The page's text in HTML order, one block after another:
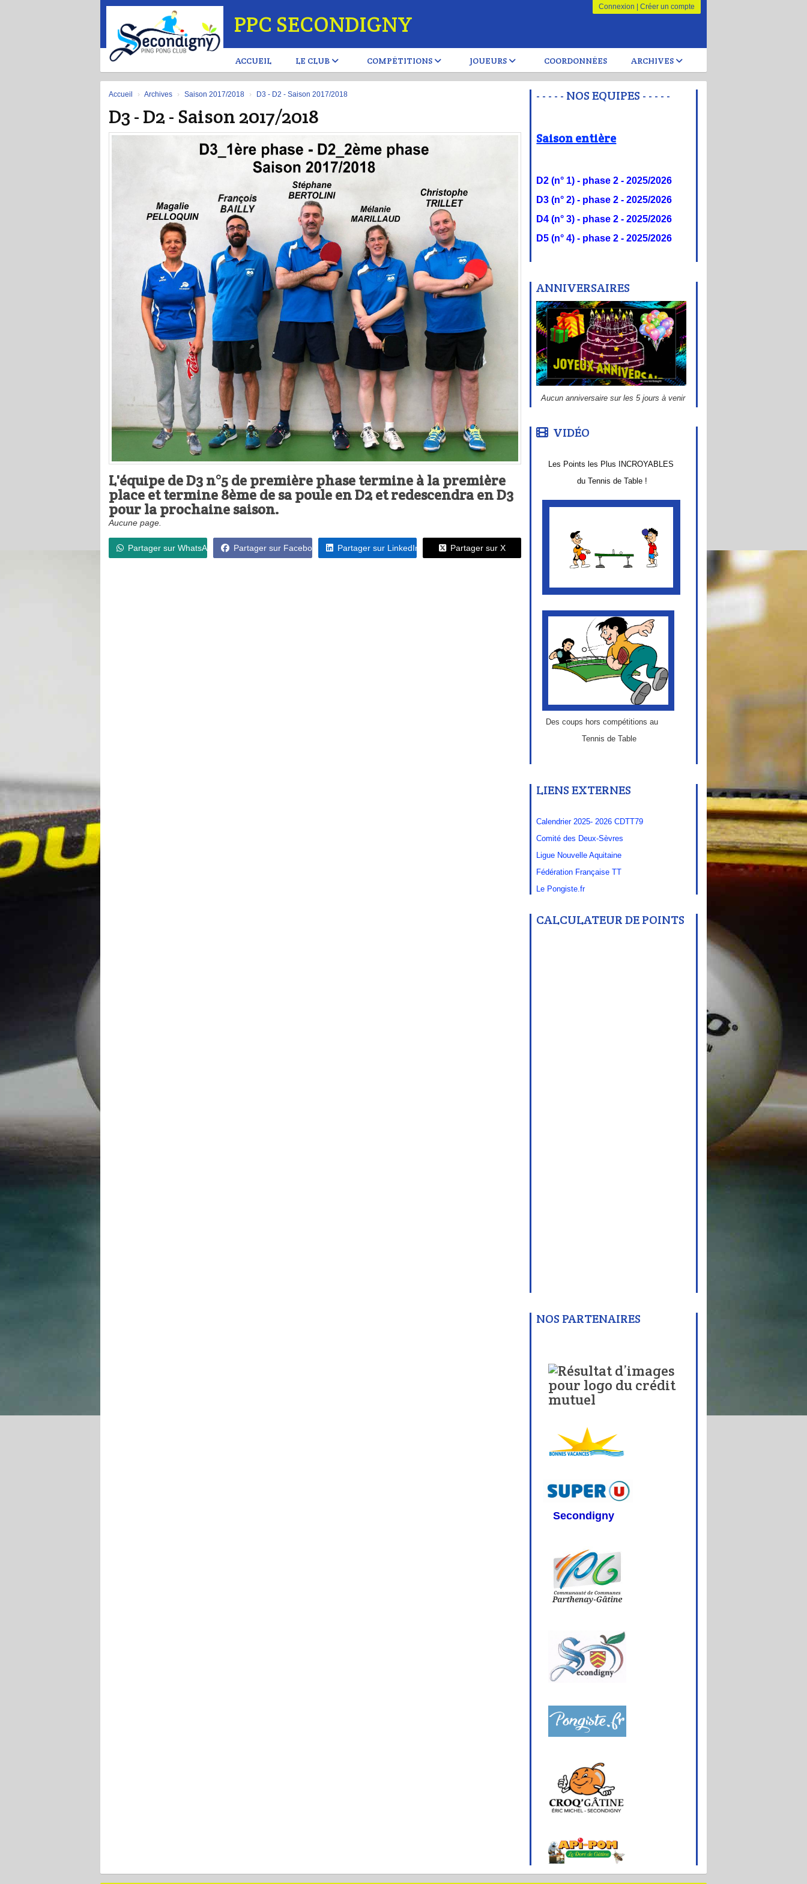
Connexion Créer un compte
PPC SECONDIGNY
ACCUEIL LE CLUB COMPÉTITIONS JOUEURS COORDONNÉES ARCHIVES
Accueil Archives Saison 2017/2018 D3 - D2 - Saison 2017/2018
D3 - D2 - Saison 2017/2018
L'équipe de D3 n°5 de première phase termine à la première
place ettermine 8ème de sa poule en D2 et redescendra en D3
pour la prochainesaison.
Aucune page.
Partager sur WhatsApp Partager sur Facebook Partager sur LinkedIn Partager sur X
- - - - - NOS EQUIPES - - - - -
Saison entière
D2 (n° 1) - phase 2 - 2025/2026
D3 (n° 2) - phase 2 - 2025/2026
D4 (n° 3) - phase 2 - 2025/2026
D5 (n° 4) - phase 2 - 2025/2026
ANNIVERSAIRES
Aucun anniversaire sur les 5 jours à venir
VIDÉO
Les Points les Plus INCROYABLES
du Tennis de Table !
Des coups hors compétitions au
Tennis de Table
LIENS EXTERNES
Calendrier 2025- 2026 CDTT79
Comité des Deux-Sèvres
Ligue Nouvelle Aquitaine
Fédération Française TT
Le Pongiste.fr
CALCULATEUR DE POINTS
NOS PARTENAIRES
Secondigny
Panneau de gestion des cookies